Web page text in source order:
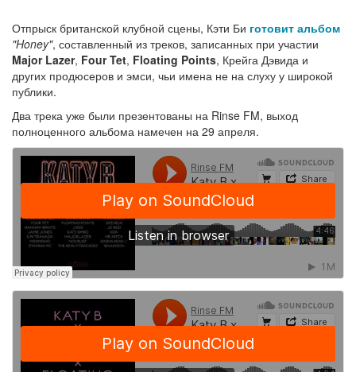
Отпрыск британской клубной сцены, Кэти Би готовит альбом
"Honey", составленный из треков, записанных при участии
Major Lazer, Four Tet, Floating Points, Крейга Дэвида и
других продюсеров и эмси, чьи имена не на слуху у широкой
публики.
Два трека уже были презентованы на Rinse FM, выход
полноценного альбома намечен на 29 апреля.